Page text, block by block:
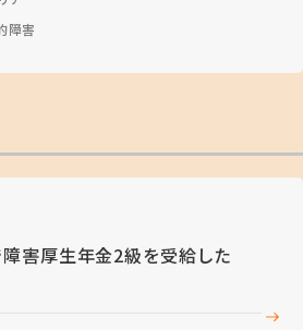
障害
害厚生年金2級を受給した